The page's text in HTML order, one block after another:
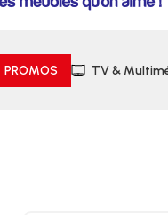
PROMOS TV &